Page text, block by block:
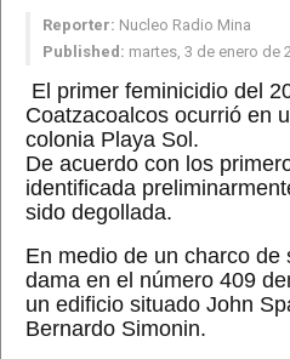
Reporter: Nucleo Radio Mina
Published: martes, 3 de enero de
El primer feminicidio del
Coatzacoalcos ocurrió en
colonia Playa Sol.
De acuerdo con los
identificada
sido degollada.
En medio de un charco
dama en el número 409
un edificio situado John
Bernardo Simonin.